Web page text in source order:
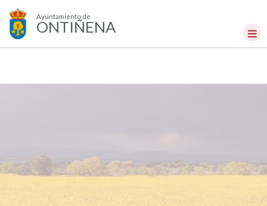
Ayuntamiento de
ONTIÑENA